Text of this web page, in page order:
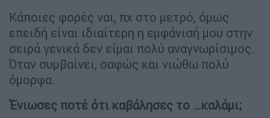
Κάποιες φορές ναι, πχ στο μετρό, όμως
επειδή είναι ιδιαίτερη η εμφάνισή μου στην
σειρά γενικά δεν είμαι πολύ αναγνωρίσιμος.
Όταν συμβαίνει, σαφώς και νιώθω πολύ
όμορφα.
Ένιωσες ποτέ ότι καβάλησες το …καλάμι;